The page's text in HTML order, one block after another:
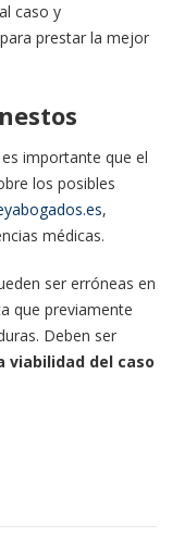
al caso y
para prestar la mejor
importante que el
los posibles
,
médicas.
ser erróneas en
que previamente
Deben ser
viabilidad del caso